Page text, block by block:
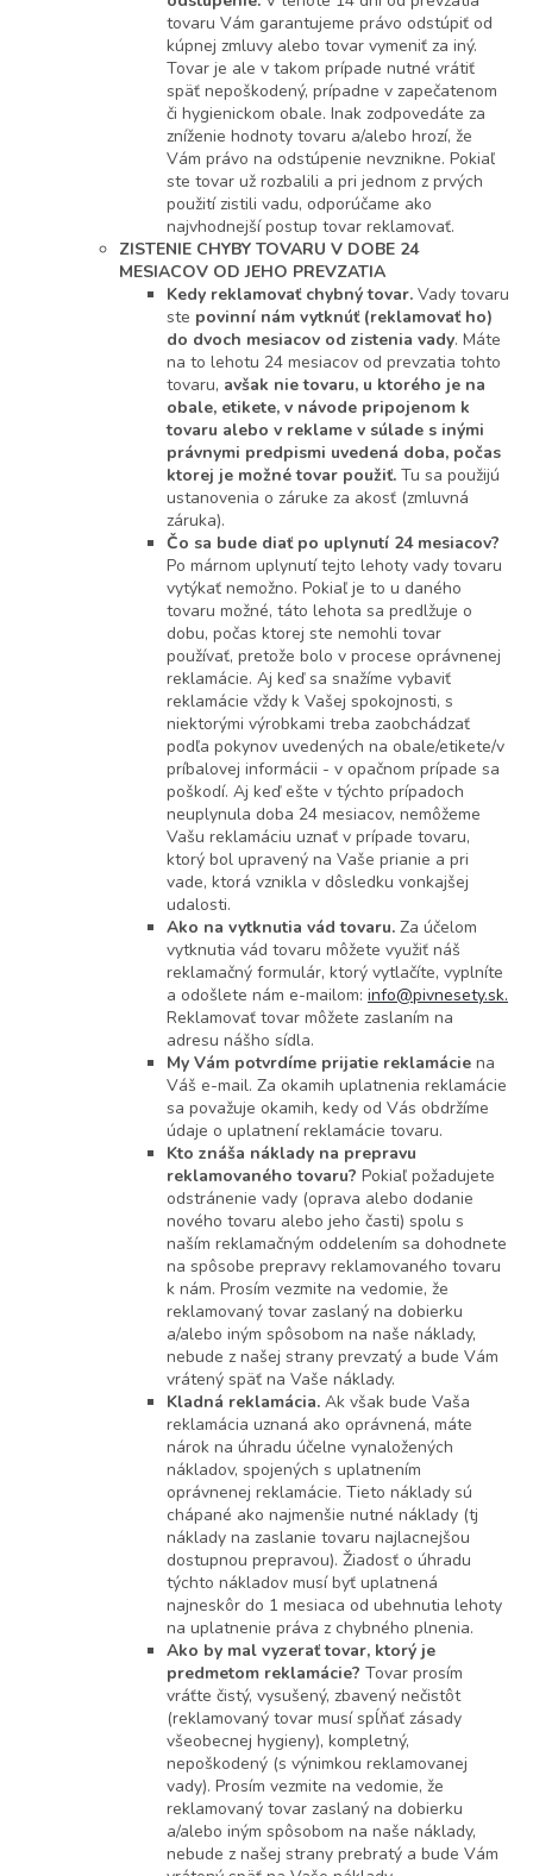
tovaru Vám garantujeme právo odstúpiť od
kúpnej zmluvy alebo tovar vymeniť za iný.
Tovar je ale v takom prípade nutné vrátiť
späť nepoškodený, prípadne v zapečatenom
či hygienickom obale. Inak zodpovedáte za
zníženie hodnoty tovaru a/alebo hrozí, že
Vám právo na odstúpenie nevznikne. Pokiaľ
ste tovar už rozbalili a pri jednom z prvých
použití zistili vadu, odporúčame ako
najvhodnejší postup tovar reklamovať.
ZISTENIE CHYBY TOVARU V DOBE 24
MESIACOV OD JEHO PREVZATIA
Kedy reklamovať chybný tovar. Vady tovaru
ste povinní nám vytknúť (reklamovať ho)
do dvoch mesiacov od zistenia vady. Máte
na to lehotu 24 mesiacov od prevzatia tohto
tovaru, avšak nie tovaru, u ktorého je na
obale, etikete, v návode pripojenom k
tovaru alebo v reklame v súlade s inými
právnymi predpismi uvedená doba, počas
ktorej je možné tovar použiť. Tu sa použijú
ustanovenia o záruke za akosť (zmluvná
záruka).
Čo sa bude diať po uplynutí 24 mesiacov?
Po márnom uplynutí tejto lehoty vady tovaru
vytýkať nemožno. Pokiaľ je to u daného
tovaru možné, táto lehota sa predlžuje o
dobu, počas ktorej ste nemohli tovar
používať, pretože bolo v procese oprávnenej
reklamácie. Aj keď sa snažíme vybaviť
reklamácie vždy k Vašej spokojnosti, s
niektorými výrobkami treba zaobchádzať
podľa pokynov uvedených na obale/etikete/v
príbalovej informácii - v opačnom prípade sa
poškodí. Aj keď ešte v týchto prípadoch
neuplynula doba 24 mesiacov, nemôžeme
Vašu reklamáciu uznať v prípade tovaru,
ktorý bol upravený na Vaše prianie a pri
vade, ktorá vznikla v dôsledku vonkajšej
udalosti.
Ako na vytknutia vád tovaru. Za účelom
vytknutia vád tovaru môžete využiť náš
reklamačný formulár, ktorý vytlačíte, vyplníte
a odošlete nám e-mailom: info@pivnesety.sk.
Reklamovať tovar môžete zaslaním na
adresu nášho sídla.
My Vám potvrdíme prijatie reklamácie na
Váš e-mail. Za okamih uplatnenia reklamácie
sa považuje okamih, kedy od Vás obdržíme
údaje o uplatnení reklamácie tovaru.
Kto znáša náklady na prepravu
reklamovaného tovaru? Pokiaľ požadujete
odstránenie vady (oprava alebo dodanie
nového tovaru alebo jeho časti) spolu s
naším reklamačným oddelením sa dohodnete
na spôsobe prepravy reklamovaného tovaru
k nám. Prosím vezmite na vedomie, že
reklamovaný tovar zaslaný na dobierku
a/alebo iným spôsobom na naše náklady,
nebude z našej strany prevzatý a bude Vám
vrátený späť na Vaše náklady.
Kladná reklamácia. Ak však bude Vaša
reklamácia uznaná ako oprávnená, máte
nárok na úhradu účelne vynaložených
nákladov, spojených s uplatnením
oprávnenej reklamácie. Tieto náklady sú
chápané ako najmenšie nutné náklady (tj
náklady na zaslanie tovaru najlacnejšou
dostupnou prepravou). Žiadosť o úhradu
týchto nákladov musí byť uplatnená
najneskôr do 1 mesiaca od ubehnutia lehoty
na uplatnenie práva z chybného plnenia.
Ako by mal vyzerať tovar, ktorý je
predmetom reklamácie? Tovar prosím
vráťte čistý, vysušený, zbavený nečistôt
(reklamovaný tovar musí spĺňať zásady
všeobecnej hygieny), kompletný,
nepoškodený (s výnimkou reklamovanej
vady). Prosím vezmite na vedomie, že
reklamovaný tovar zaslaný na dobierku
a/alebo iným spôsobom na naše náklady,
nebude z našej strany prebratý a bude Vám